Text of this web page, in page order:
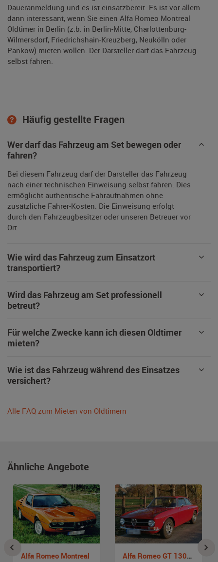
Daueranmeldung und es ist einsatzbereit. Es ist vor allem
dann interessant, wenn Sie einen Alfa Romeo Montreal
Oldtimer in Berlin (z.b. in Berlin-Mitte, Charlottenburg-
Wilmersdorf, Friedrichshain-Kreuzberg, Neukölln oder
Pankow) mieten wollen. Der Darsteller darf das Fahrzeug
selbst fahren.
Häufig gestellte Fragen
Wer darf das Fahrzeug am Set bewegen oder
fahren?
Bei diesem Fahrzeug darf der Darsteller das Fahrzeug
nach einer technischen Einweisung selbst fahren. Dies
ermöglicht authentische Fahraufnahmen ohne
zusätzliche Fahrer-Kosten. Die Einweisung erfolgt
durch den Fahrzeugbesitzer oder unseren Betreuer vor
Ort.
Wie wird das Fahrzeug zum Einsatzort
transportiert?
Wird das Fahrzeug am Set professionell
betreut?
Für welche Zwecke kann ich diesen Oldtimer
mieten?
Wie ist das Fahrzeug während des Einsatzes
versichert?
Alle FAQ zum Mieten von Oldtimern
Ähnliche Angebote
Alfa Romeo Montreal Alfa Romeo GT 1300 Junior